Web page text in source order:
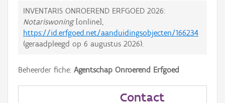
INVENTARIS ONROEREND ERFGOED 2026:
Notariswoning[online],
https://id.erfgoed.net/aanduidingsobjecten/166234
(geraadpleegd op 6 augustus 2026).
Beheerder fiche: Agentschap Onroerend Erfgoed
Contact